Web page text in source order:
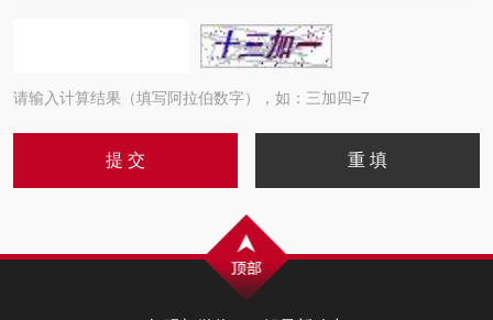
请输入计算结果（填写阿拉伯数字），如：三加四=7